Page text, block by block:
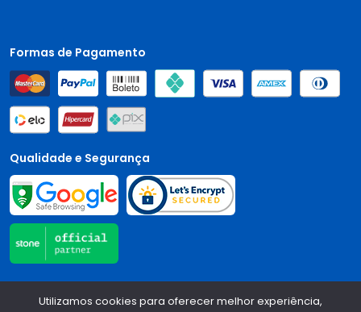
Formas de Pagamento
Qualidade e Segurança
Central Auto Peças - CNPJ: 90.196.999/0001-89
Todos os
Utilizamos cookies para oferecer melhor experiência,